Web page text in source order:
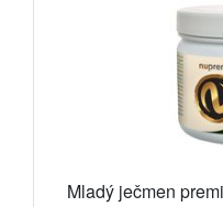
Mladý ječmen